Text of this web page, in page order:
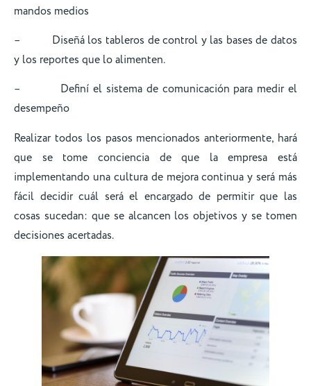
mandos medios
– Diseñá los tableros de control y las bases de datos
y los reportes que lo alimenten.
– Definí el sistema de comunicación para medir el
desempeño
Realizar todos los pasos mencionados anteriormente, hará
que se tome conciencia de que la empresa está
implementando una cultura de mejora continua y será más
fácil decidir cuál será el encargado de permitir que las
cosas sucedan: que se alcancen los objetivos y se tomen
decisiones acertadas.